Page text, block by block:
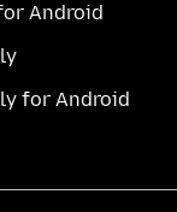
Android
for Android